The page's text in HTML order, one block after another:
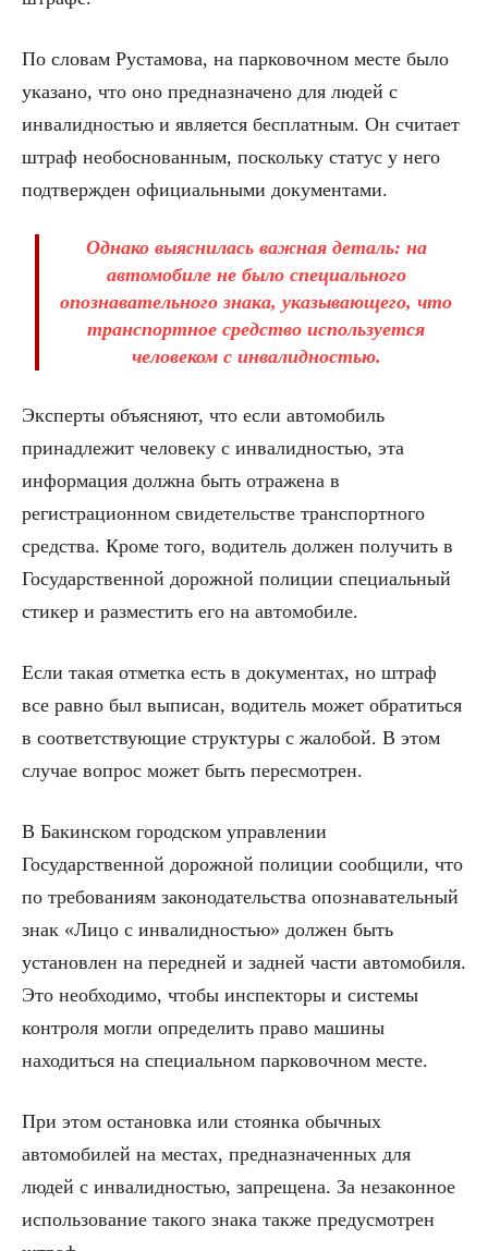
По словам Рустамова, на парковочном месте было
указано, что оно предназначено для людей с
инвалидностью и является бесплатным. Он считает
штраф необоснованным, поскольку статус у него
подтвержден официальными документами.
Однако выяснилась важная деталь: на
автомобиле не было специального
опознавательного знака, указывающего, что
транспортное средство используется
человеком с инвалидностью.
Эксперты объясняют, что если автомобиль
принадлежит человеку с инвалидностью, эта
информация должна быть отражена в
регистрационном свидетельстве транспортного
средства. Кроме того, водитель должен получить в
Государственной дорожной полиции специальный
стикер и разместить его на автомобиле.
Если такая отметка есть в документах, но штраф
все равно был выписан, водитель может обратиться
в соответствующие структуры с жалобой. В этом
случае вопрос может быть пересмотрен.
В Бакинском городском управлении
Государственной дорожной полиции сообщили, что
по требованиям законодательства опознавательный
знак «Лицо с инвалидностью» должен быть
установлен на передней и задней части автомобиля.
Это необходимо, чтобы инспекторы и системы
контроля могли определить право машины
находиться на специальном парковочном месте.
При этом остановка или стоянка обычных
автомобилей на местах, предназначенных для
людей с инвалидностью, запрещена. За незаконное
использование такого знака также предусмотрен